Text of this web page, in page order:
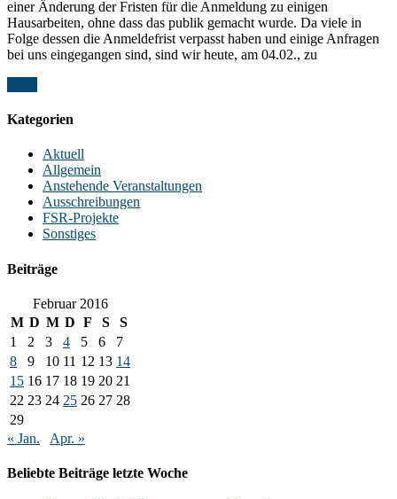
einer Änderung der Fristen für die Anmeldung zu einigen
Hausarbeiten, ohne dass das publik gemacht wurde. Da viele in
Folge dessen die Anmeldefrist verpasst haben und einige Anfragen
bei uns eingegangen sind, sind wir heute, am 04.02., zu
Kategorien
Aktuell
Allgemein
Anstehende Veranstaltungen
Ausschreibungen
FSR-Projekte
Sonstiges
Beiträge
Februar 2016
M D M D F S
S
1
2 3 4 5 6
7
8
9 10 11 12 13 14
15 16 17 18 19 20 21
22 23 24 25 26 27 28
29
« Jan.
Apr. »
Beliebte Beiträge letzte Woche